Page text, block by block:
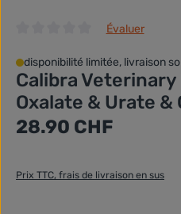
Évaluer
disponibilité limitée, livraison
Calibra
Oxalate & Urate &
Prix régulier :
28.90 CHF
Prix TTC, frais de livraison en sus